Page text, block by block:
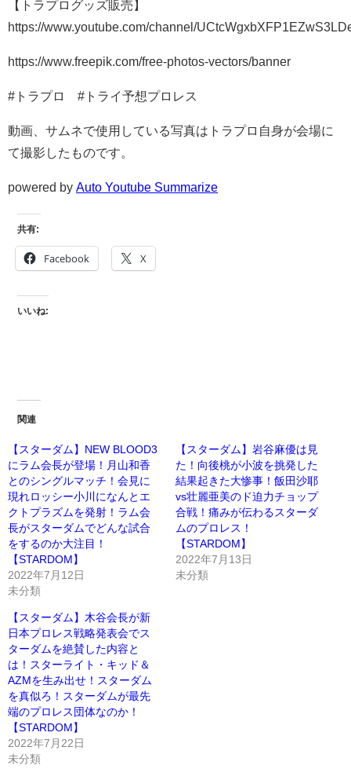
【トラプログッズ販売】
https://www.youtube.com/channel/
https://www.freepik.com/free-photos-vectors/banner
#トラプロ #トライ予想プロレス
動画、サムネで使用している写真はトラプロ自身が会場に
て撮影したものです。
powered by Auto Youtube Summarize
共有:
Facebook X
いいね:
関連
【スターダム】NEW BLOOD3
にラム会長が登場！月山和香
とのシングルマッチ！会見に
現れロッシー小川になんとエ
クトプラズムを発射！ラム会
長がスターダムでどんな試合
をするのか大注目！
【STARDOM】
2022年7月12日
未分類
【スターダム】岩谷麻優は見
た！向後桃が小波を挑発した
結果起きた大惨事！飯田沙耶
vs壮麗亜美のド迫力チョップ
合戦！痛みが伝わるスターダ
ムのプロレス！
【STARDOM】
2022年7月13日
未分類
【スターダム】木谷会長が新
日本プロレス戦略発表会でス
ターダムを絶賛した内容と
は！スターライト・キッド＆
AZMを生み出せ！スターダム
を真似ろ！スターダムが最先
端のプロレス団体なのか！
【STARDOM】
2022年7月22日
未分類